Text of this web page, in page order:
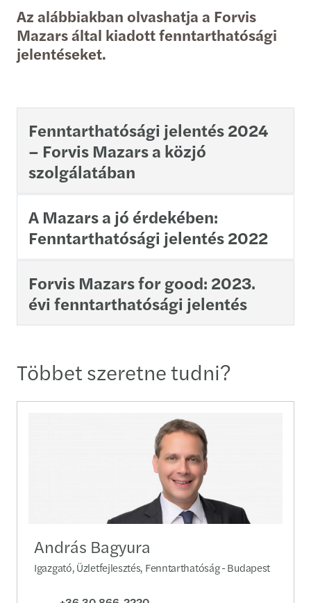
Az alábbiakban olvashatja a Forvis
Mazars által kiadott fenntarthatósági
jelentéseket.
Fenntarthatósági jelentés 2024
– Forvis Mazars a közjó
szolgálatában
A Mazars a jó érdekében:
Fenntarthatósági jelentés 2022
Forvis Mazars for good: 2023.
évi fenntarthatósági jelentés
Többet szeretne tudni?
András Bagyura
Igazgató, Üzletfejlesztés, Fenntarthatóság - Budapest